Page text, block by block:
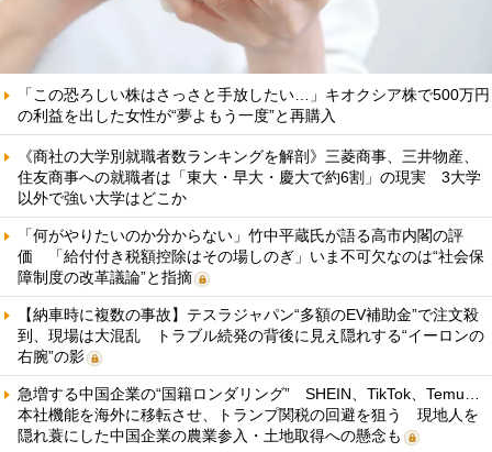
「この恐ろしい株はさっさと手放したい…」キオクシア株で500万円
の利益を出した女性が“夢よもう一度”と再購入
《商社の大学別就職者数ランキングを解剖》三菱商事、三井物産、
住友商事への就職者は「東大・早大・慶大で約6割」の現実 3大学
以外で強い大学はどこか
「何がやりたいのか分からない」竹中平蔵氏が語る高市内閣の評
価 「給付付き税額控除はその場しのぎ」いま不可欠なのは“社会保
障制度の改革議論”と指摘
【納車時に複数の事故】テスラジャパン“多額のEV補助金”で注文殺
到、現場は大混乱 トラブル続発の背後に見え隠れする“イーロンの
右腕”の影
急増する中国企業の“国籍ロンダリング” SHEIN、TikTok、Temu…
本社機能を海外に移転させ、トランプ関税の回避を狙う 現地人を
隠れ蓑にした中国企業の農業参入・土地取得への懸念も